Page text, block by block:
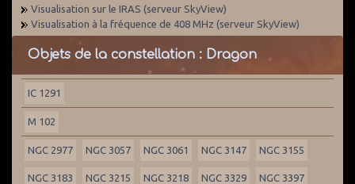
Visualisation sur le IRAS (serveur SkyView)
Visualisation à la fréquence de 408 MHz (serveur SkyView)
Objets de la constellation : Dragon
IC 1291
M 102
NGC 2977 NGC 3057 NGC 3061 NGC 3147 NGC 3155
NGC 3183 NGC 3215 NGC 3218 NGC 3329 NGC 3397